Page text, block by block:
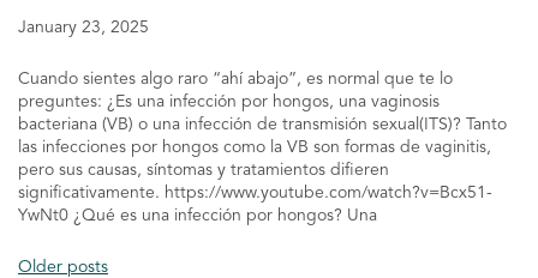
January 23, 2025
Cuando sientes algo raro “ahí abajo”, es normal que te lo
preguntes: ¿Es una infección por hongos, una vaginosis
bacteriana (VB) o una infección de transmisión sexual(ITS)? Tanto
las infecciones por hongos como la VB son formas de vaginitis,
pero sus causas, síntomas y tratamientos difieren
significativamente. https://www.youtube.com/watch?v=Bcx51-
YwNt0 ¿Qué es una infección por hongos? Una
Older posts